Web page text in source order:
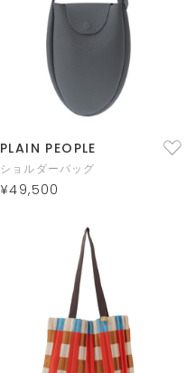
PLAIN PEOPLE
ショルダーバッグ
¥49,500